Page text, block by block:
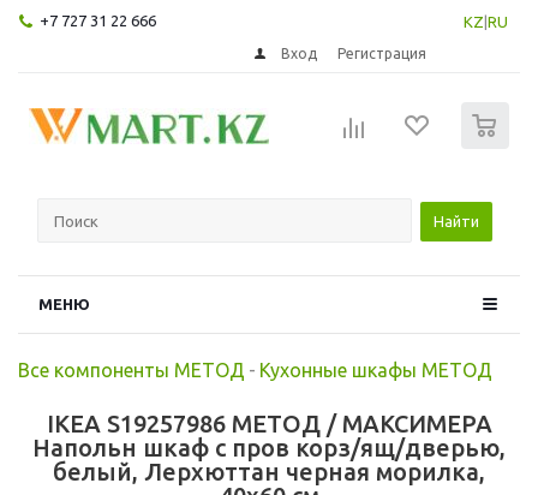
+7 727 31 22 666 KZ RU
Вход Регистрация
Найти
МЕНЮ
Все компоненты МЕТОД - Кухонные шкафы МЕТОД
IKEA S19257986 МЕТОД / МАКСИМЕРА
Напольн шкаф с пров корз/ящ/дверью,
белый, Лерхюттан черная морилка,